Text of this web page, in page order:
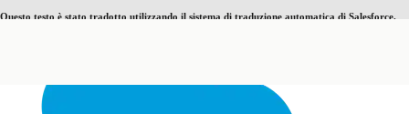
Questo testo è stato tradotto utilizzando il sistema di traduzione automatica di Salesforce.